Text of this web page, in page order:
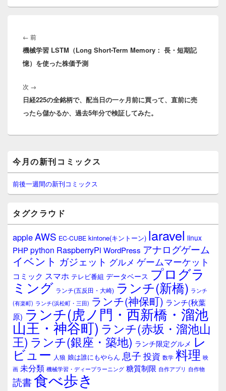
稿
ナ
ビ
ゲ
シ
ョ
ン
← 前前
の
投
機械学習 LSTM（Long Short-Term Memory： 長・短期記
憶）を使った株価予測
次 →
の
投
日経225の全銘柄で、配当日の一ヶ月前に買って、直前に売
ったら儲かるか、過去5年分で検証してみた。
イ
ン
サ
イ
ウ
ィ
ジ
ェ
ア
今月の新刊コミックス
前後一週間の新刊コミックス
タグクラウド
appleAWS EC-CUBE kintone(キントーン) laravel linux
PHPpython RaspberryPi WordPress アナログゲーム
イベント ガジェット グルメ ゲームマーケット
コミック スマホ テレビ番組 データベース プログラ
ミング ランチ(五反田・大崎) ランチ(新橋) ランチ
(有楽町) ランチ(浜松町・三田) ランチ(神保町) ランチ(秋葉
原) ランチ(虎ノ門・西新橋・溜池
山王・神谷町) ランチ(赤坂・溜池山
王) ランチ(銀座・築地) ランチ限定グルメ レ
ビュー 人狼 娘は誰にもやらん 息子 投資 数学 料理 映
画 未分類 機械学習・ディープラーニング 糖質制限 自作アプリ 自作物
読書食べ歩き